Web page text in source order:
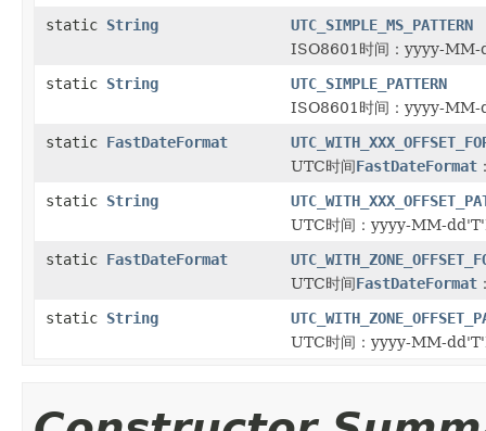
static String
UTC_SIMPLE_MS_PATTERN
ISO8601时间：yyyy-
static String
UTC_SIMPLE_PATTERN
ISO8601时间：yyyy-
static FastDateFormat
UTC时间FastDateFormat
static String
UTC时间：yyyy-MM-
static FastDateFormat
UTC时间FastDateFormat
static String
UTC时间：yyyy-MM-